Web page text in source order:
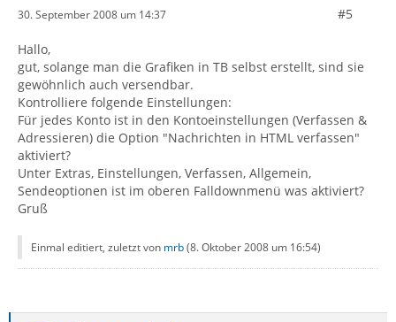
30. September 2008 um 14:37 #5
Hallo,
gut, solange man die Grafiken in TB selbst erstellt, sind sie
gewöhnlich auch versendbar.
Kontrolliere folgende Einstellungen:
Für jedes Konto ist in den Kontoeinstellungen (Verfassen &
Adressieren) die Option "Nachrichten in HTML verfassen"
aktiviert?
Unter Extras, Einstellungen, Verfassen, Allgemein,
Sendeoptionen ist im oberen Falldownmenü was aktiviert?
Gruß
Einmal editiert, zuletzt von mrb(8. Oktober 2008 um 16:54)